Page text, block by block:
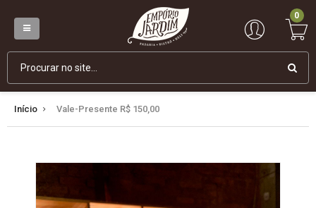
0
Início Vale-Presente R$ 150,00